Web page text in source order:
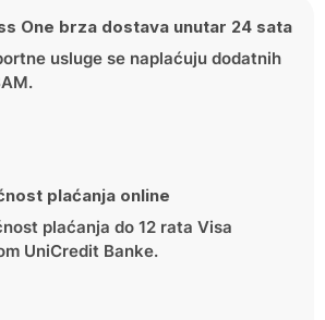
One brza dostava unutar 24 sata
usluge se naplaćuju dodatnih
plaćanja online
plaćanja do 12 rata Visa
UniCredit Banke.